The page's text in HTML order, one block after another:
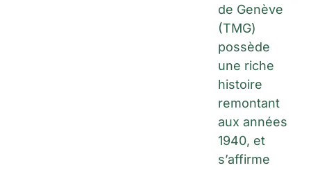
de Genève
(TMG)
possède
une riche
histoire
remontant
aux années
1940, et
s’affirme